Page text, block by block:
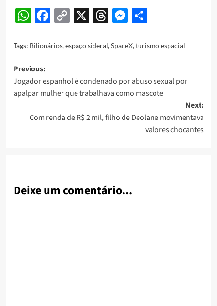
WhatsApp
Facebook
Copy
X Threads
Messenger
Share
Tags: Bilionários,espaço sideral,SpaceX,turismo espacial
Post
navigation
Previous:
Jogador espanhol é condenado por abuso sexual por
apalpar mulher que trabalhava como mascote
Next:
Com renda de R$ 2 mil, filho de Deolane movimentava
valores chocantes
Deixe um comentário...